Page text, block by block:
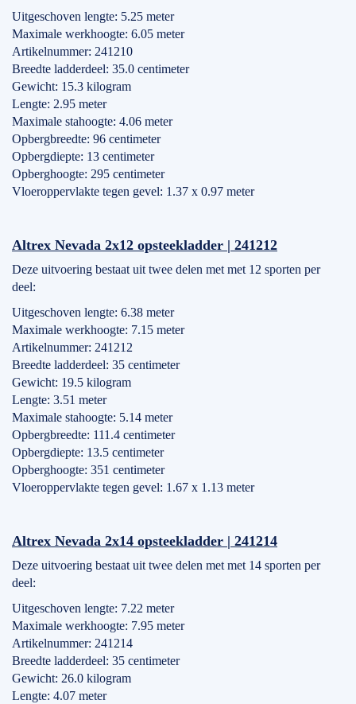
Uitgeschoven lengte: 5.25 meter
Maximale werkhoogte: 6.05 meter
Artikelnummer: 241210
Breedte ladderdeel: 35.0 centimeter
Gewicht: 15.3 kilogram
Lengte: 2.95 meter
Maximale stahoogte: 4.06 meter
Opbergbreedte: 96 centimeter
Opbergdiepte: 13 centimeter
Opberghoogte: 295 centimeter
Vloeroppervlakte tegen gevel: 1.37 x 0.97 meter
Altrex Nevada 2x12 opsteekladder | 241212
Deze uitvoering bestaat uit twee delen met met 12 sporten per
deel:
Uitgeschoven lengte: 6.38 meter
Maximale werkhoogte: 7.15 meter
Artikelnummer: 241212
Breedte ladderdeel: 35 centimeter
Gewicht: 19.5 kilogram
Lengte: 3.51 meter
Maximale stahoogte: 5.14 meter
Opbergbreedte: 111.4 centimeter
Opbergdiepte: 13.5 centimeter
Opberghoogte: 351 centimeter
Vloeroppervlakte tegen gevel: 1.67 x 1.13 meter
Altrex Nevada 2x14 opsteekladder | 241214
Deze uitvoering bestaat uit twee delen met met 14 sporten per
deel:
Uitgeschoven lengte: 7.22 meter
Maximale werkhoogte: 7.95 meter
Artikelnummer: 241214
Breedte ladderdeel: 35 centimeter
Gewicht: 26.0 kilogram
Lengte: 4.07 meter